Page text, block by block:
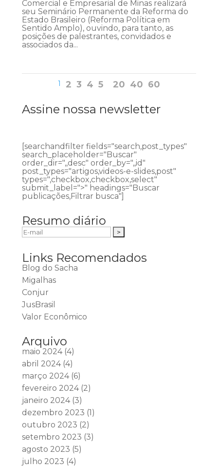
Comercial e Empresarial de Minas realizará
seu Seminário Permanente da Reforma do
Estado Brasileiro (Reforma Política em
Sentido Amplo), ouvindo, para tanto, as
posições de palestrantes, convidados e
associados da...
1 2 3 4 5 20 40 60
Assine nossa newsletter
[searchandfilter fields="search,post_types"
search_placeholder="Buscar"
order_dir=",,desc" order_by=",,id"
post_types="artigos,videos-e-slides,post"
types=",checkbox,checkbox,select"
submit_label=">" headings="Buscar
publicações,Filtrar busca"]
Resumo diário
Links Recomendados
Blog do Sacha
Migalhas
Conjur
JusBrasil
Valor Econômico
Arquivo
maio 2024(4)
abril 2024(4)
março 2024(6)
fevereiro 2024(2)
janeiro 2024(3)
dezembro 2023 (1)
outubro 2023 (2)
setembro 2023 (3)
agosto 2023 (5)
julho 2023 (4)